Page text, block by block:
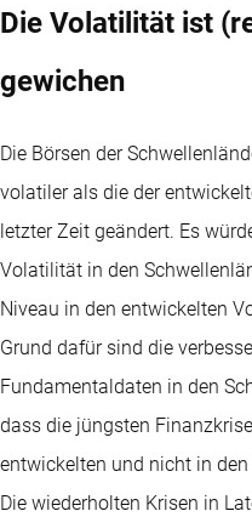
Die Volatilität ist
gewichen
Die Börsen der
volatiler als die der
letzter Zeit geändert. Es
Volatilität in den
Niveau in den entwickelten
Grund dafür sind die
Fundamentaldaten in den
dass die jüngsten
entwickelten und nicht in
Die wiederholten Krisen in